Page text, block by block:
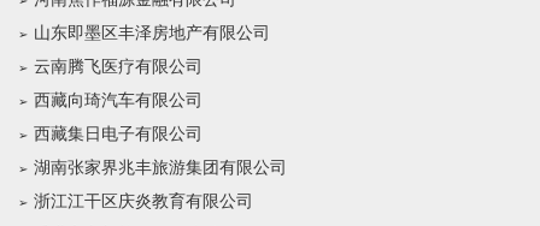
山东即墨区丰泽房地产有限公司
云南腾飞医疗有限公司
西藏向琦汽车有限公司
西藏集日电子有限公司
湖南张家界兆丰旅游集团有限公司
浙江江干区庆炎教育有限公司